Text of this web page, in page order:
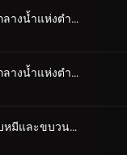
ตอนที่ 226 เรือนกลางน้ำแห่งตำนานสระเบญจรงค์ (ตอนแรก)
ตอนที่ 227 เรือนกลางน้ำแห่งตำนานสระเบญจรงค์ (ตอนจบ)
ตอนที่ 228 เห็ดกับหมีและขบวนการนักสืบเยาชน (ตอนแรก)